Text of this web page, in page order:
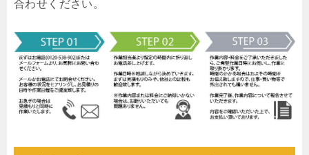
合わせください。